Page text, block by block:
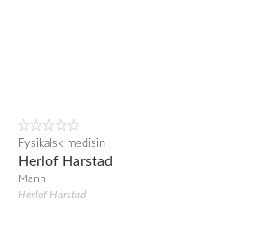
Fysikalsk medisin
Herlof Harstad
Mann
Herlof Harstad